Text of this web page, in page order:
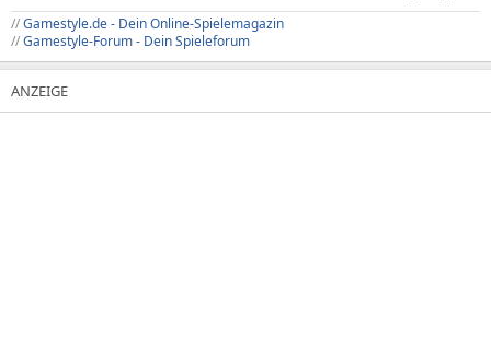
//Gamestyle.de - Dein Online-Spielemagazin
//Gamestyle-Forum - Dein Spieleforum